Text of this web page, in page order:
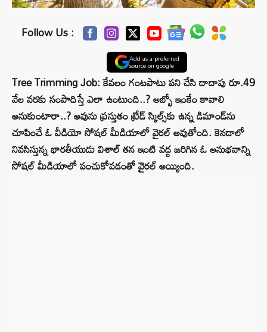
Follow Us :
Add as a preferred
source on google
Tree Trimming Job: కేవలం గంటపాటు పని చేసి దాదాపు రూ.49
వేల వరకు సంపాదిస్తే ఎలా ఉంటుంది..? అబ్బో ఇంకేం కావాలి
అనుకుంటారా..? అవును ప్రస్తుతం ట్రేడ్ స్కిల్స్‌కు ఉన్న డిమాండ్‌ను
చూపించే ఓ వీడియో సోషల్ మీడియాలో వైరల్ అవుతోంది. కెనడాలో
నివసిస్తున్న భారతీయుడు విశాల్ తన ఇంటి వద్ద జరిగిన ఓ అనుభవాన్ని
సోషల్ మీడియాలో పంచుకోవడంతో వైరల్ అయ్యింది.